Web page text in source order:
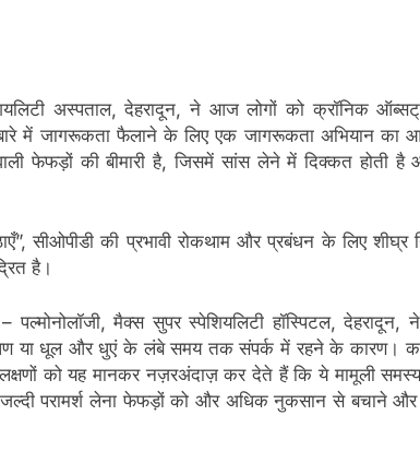
अस्पताल, देहरादून, ने आज लोगों को क्रॉनिक
में जागरूकता फैलाने के लिए एक जागरूकता अभियान का
फेफड़ों की बीमारी है, जिसमें सांस लेने में दिक्कत होती है
सीओपीडी की प्रभावी रोकथाम और प्रबंधन के लिए शीघ्र
है।
मैक्स सुपर स्पेशियलिटी हॉस्पिटल, देहरादून,
या धूल और धुएं के लंबे समय तक संपर्क में रहने के कारण।
को यह मानकर नज़रअंदाज़ कर देते हैं कि ये मामूली
परामर्श लेना फेफड़ों को और अधिक नुकसान से बचाने